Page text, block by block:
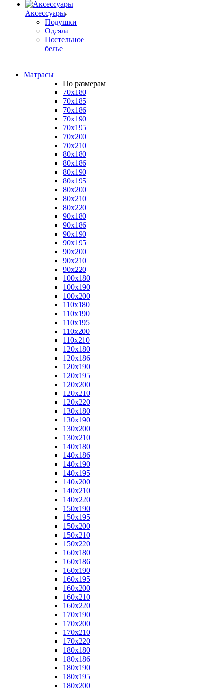
Аксессуары
Подушки
Одеяла
Постельное
белье
Матрасы
По размерам
70x180
70x185
70x186
70x190
70x195
70x200
70x210
80x180
80x186
80x190
80x195
80x200
80x210
80x220
90x180
90x186
90x190
90x195
90x200
90x210
90x220
100x180
100x190
100x200
110x180
110x190
110x195
110x200
110x210
120x180
120x186
120x190
120x195
120x200
120x210
120x220
130x180
130x190
130x200
130x210
140x180
140x186
140x190
140x195
140x200
140x210
140x220
150x190
150x195
150x200
150x210
150x220
160x180
160x186
160x190
160x195
160x200
160x210
160x220
170x190
170x200
170x210
170x220
180x180
180x186
180x190
180x195
180x200